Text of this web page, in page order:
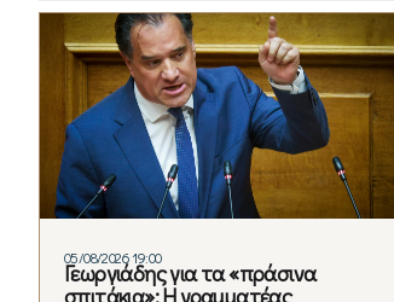
05/08/2026 19:00
Γεωργιάδης για τα «πράσινα